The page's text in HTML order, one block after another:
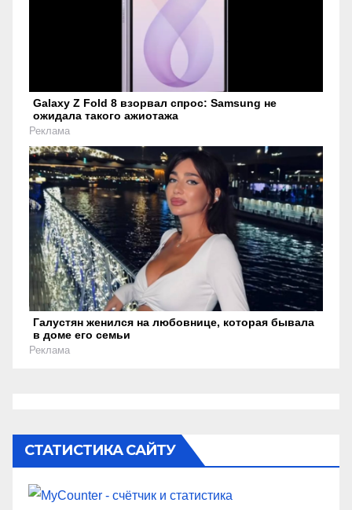
Galaxy Z Fold 8 взорвал спрос: Samsung не
ожидала такого ажиотажа
Реклама
Галустян женился на любовнице, которая бывала
в доме его семьи
Реклама
СТАТИСТИКА САЙТУ